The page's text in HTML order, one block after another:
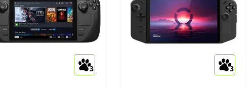
3 3